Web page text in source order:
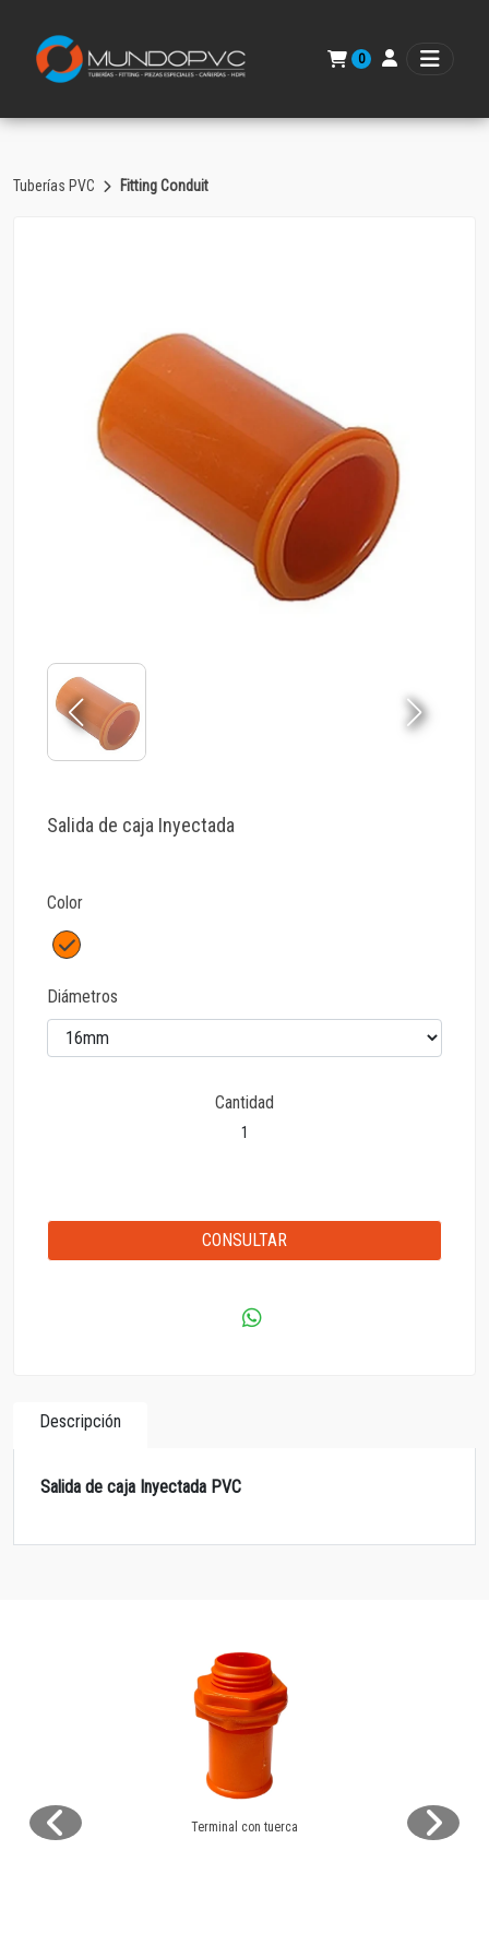
0
Tuberías PVC Fitting Conduit
Salida de caja Inyectada
Color
Diámetros
Cantidad
CONSULTAR
Descripción
Salida de caja Inyectada PVC
Terminal con tuerca